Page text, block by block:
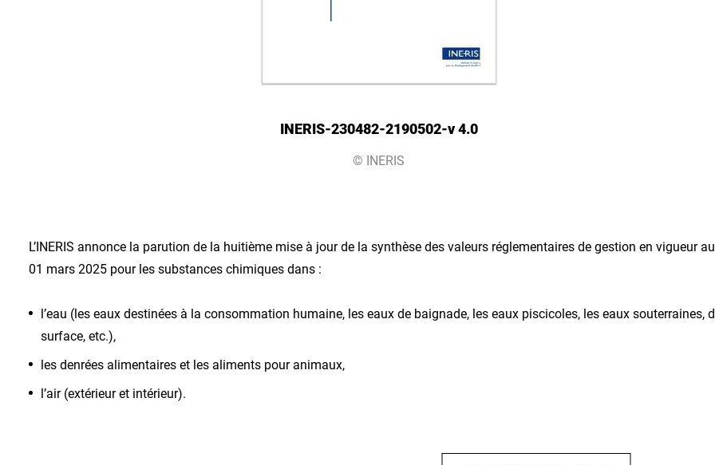
INERIS-230482-2190502-v 4.0
© INERIS
L’INERIS annonce la parution de la huitième mise à jour de la synthèse des valeurs réglementaires de gestion en vigueur au
01 mars 2025 pour les substances chimiques dans :
l’eau (les eaux destinées à la consommation humaine, les eaux de baignade, les eaux piscicoles, les eaux souterraines,
surface, etc.),
les denrées alimentaires et les aliments pour animaux,
l’air (extérieur et intérieur).